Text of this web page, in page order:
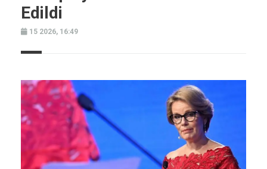
Edildi
15 2026, 16:49